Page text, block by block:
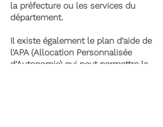
la préfecture ou les services du
département.
Il existe également le plan d’aide de
l’APA (Allocation Personnalisée
d’Autonomie) qui peut permettre la